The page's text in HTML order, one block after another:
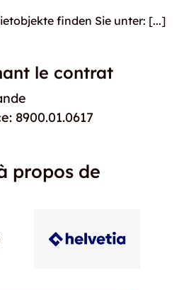
finden Sie unter: [...]
le contrat
8900.01.0617
propos de